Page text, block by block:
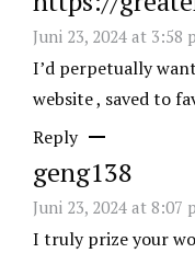
Juni 23, 2024 at 3:58
I’d perpetually
website , saved to
Reply
geng138
Juni 23, 2024 at 8:07
I truly prize your